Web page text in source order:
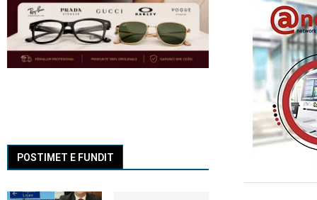
POSTIMET E FUNDIT